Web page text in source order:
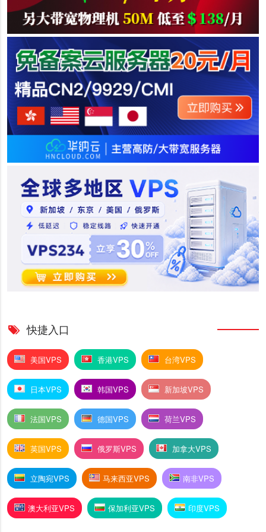
快捷入口
美国VPS 香港VPS 台湾VPS
日本VPS 韩国VPS 新加坡VPS
法国VPS 德国VPS 荷兰VPS
英国VPS 俄罗斯VPS 加拿大VPS
立陶宛VPS 马来西亚VPS 南非VPS
澳大利亚VPS 保加利亚VPS 印度VPS